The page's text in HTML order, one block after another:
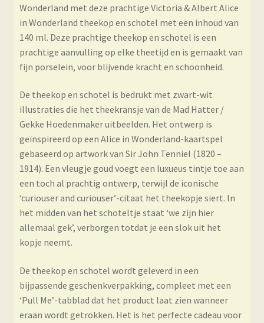
Wonderland met deze prachtige Victoria & Albert Alice
in Wonderland theekop en schotel met een inhoud van
140 ml. Deze prachtige theekop en schotel is een
prachtige aanvulling op elke theetijd en is gemaakt van
fijn porselein, voor blijvende kracht en schoonheid.
De theekop en schotel is bedrukt met zwart-wit
illustraties die het theekransje van de Mad Hatter /
Gekke Hoedenmaker uitbeelden. Het ontwerp is
geïnspireerd op een Alice in Wonderland-kaartspel
gebaseerd op artwork van Sir John Tenniel (1820 –
1914). Een vleugje goud voegt een luxueus tintje toe aan
een toch al prachtig ontwerp, terwijl de iconische
‘curiouser and curiouser’-citaat het theekopje siert. In
het midden van het schoteltje staat ‘we zijn hier
allemaal gek’, verborgen totdat je een slok uit het
kopje neemt.
De theekop en schotel wordt geleverd in een
bijpassende geschenkverpakking, compleet met een
‘Pull Me’-tabblad dat het product laat zien wanneer
eraan wordt getrokken. Het is het perfecte cadeau voor